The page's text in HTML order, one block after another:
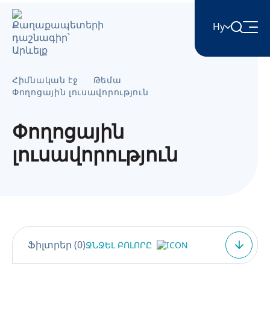
Hy
English
Azərbaycan
Română
Հիմնական էջ
Թեմա
Փողոցային լուսավորություն
Փողոցային
լուսավորություն
Ֆիլտրեր (0)ՋՆՋԵԼ ԲՈԼՈՐԸ